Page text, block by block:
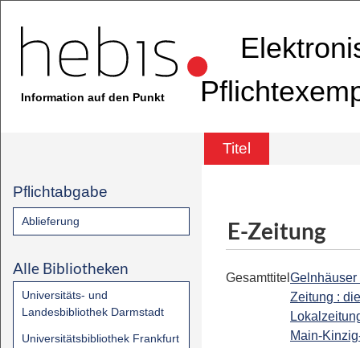
Information auf den Punkt
Titel
Pflichtabgabe
Ablieferung
Alle Bibliotheken
Universitäts- und
Landesbibliothek Darmstadt
Universitätsbibliothek Frankfurt
E-Zeitung
Gesamttitel Gelnhäuser
Zeitung : die
Main-